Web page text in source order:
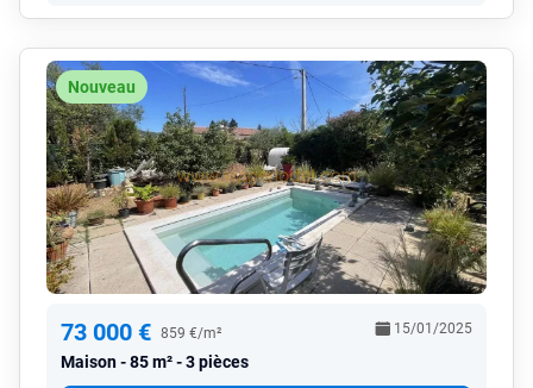
Nouveau
73 000 € 859 €/m²
Maison 85 m² - 3 pièces
15/01/2025